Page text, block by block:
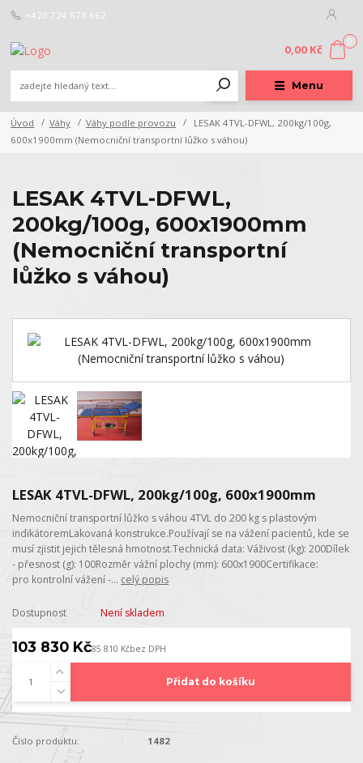
Menu
+420 724 878 662
0
0,00 Kč
Úvod Váhy Váhy podle provozu
LESAK 4TVL-DFWL, 200kg/100g,
600x1900mm (Nemocniční transportní lůžko s váhou)
LESAK 4TVL-DFWL,
200kg/100g, 600x1900mm
(Nemocniční transportní
lůžko s váhou)
LESAK 4TVL-DFWL, 200kg/100g, 600x1900mm
Nemocniční transportní lůžko s váhou 4TVL do 200 kg s plastovým
indikátoremLakovaná konstrukce.Používají se na vážení pacientů, kde se
musí zjistit jejich tělesná hmotnost.Technická data: Váživost (kg): 200Dílek
- přesnost (g): 100Rozměr vážní plochy (mm): 600x1900Certifikace:
pro kontrolní vážení -... celý popis
Dostupnost Není skladem
103 830 Kč85 810 Kčbez DPH
Přidat do košíku
Číslo produktu: 1482